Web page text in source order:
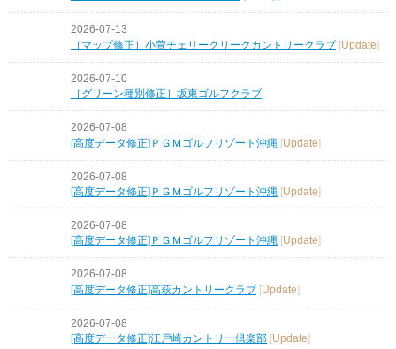
2026-07-13
［マップ修正］小萱チェリークリークカントリークラブ [Update]
2026-07-10
［グリーン種別修正］坂東ゴルフクラブ
2026-07-08
[高度データ修正]ＰＧＭゴルフリゾート沖縄 [Update]
2026-07-08
[高度データ修正]ＰＧＭゴルフリゾート沖縄 [Update]
2026-07-08
[高度データ修正]ＰＧＭゴルフリゾート沖縄 Update
2026-07-08
[高度データ修正]高萩カントリークラブ [Update]
2026-07-08
[高度データ修正]江戸崎カントリー倶楽部 Update